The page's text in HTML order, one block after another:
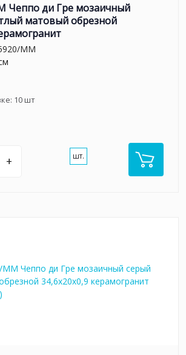
Чеппо ди Гре мозаичный
матовый обрезной
MM
10шт
+ шт.